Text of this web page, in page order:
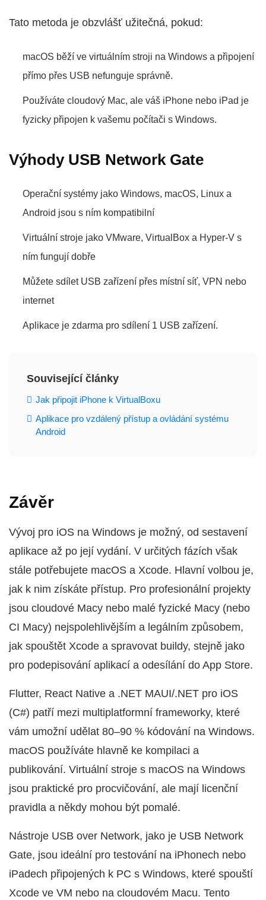
Tato metoda je obzvlášť užitečná, pokud:
macOS běží ve virtuálním stroji na Windows a připojení
přímo přes USB nefunguje správně.
Používáte cloudový Mac, ale váš iPhone nebo iPad je
fyzicky připojen k vašemu počítači s Windows.
Výhody USB Network Gate
Operační systémy jako Windows, macOS, Linux a
Android jsou s ním kompatibilní
Virtuální stroje jako VMware, VirtualBox a Hyper-V s
ním fungují dobře
Můžete sdílet USB zařízení přes místní síť, VPN nebo
internet
Aplikace je zdarma pro sdílení 1 USB zařízení.
Související články
Jak připojit iPhone k VirtualBoxu
Aplikace pro vzdálený přístup a ovládání systému
Android
Závěr
Vývoj pro iOS na Windows je možný, od sestavení
aplikace až po její vydání. V určitých fázích však
stále potřebujete macOS a Xcode. Hlavní volbou je,
jak k nim získáte přístup. Pro profesionální projekty
jsou cloudové Macy nebo malé fyzické Macy (nebo
CI Macy) nejspolehlivějším a legálním způsobem,
jak spouštět Xcode a spravovat buildy, stejně jako
pro podepisování aplikací a odesílání do App Store.
Flutter, React Native a .NET MAUI/.NET pro iOS
(C#) patří mezi multiplatformní frameworky, které
vám umožní udělat 80–90 % kódování na Windows.
macOS používáte hlavně ke kompilaci a
publikování. Virtuální stroje s macOS na Windows
jsou praktické pro procvičování, ale mají licenční
pravidla a někdy mohou být pomalé.
Nástroje USB over Network, jako je USB Network
Gate, jsou ideální pro testování na iPhonech nebo
iPadech připojených k PC s Windows, které spouští
Xcode ve VM nebo na cloudovém Macu. Tento